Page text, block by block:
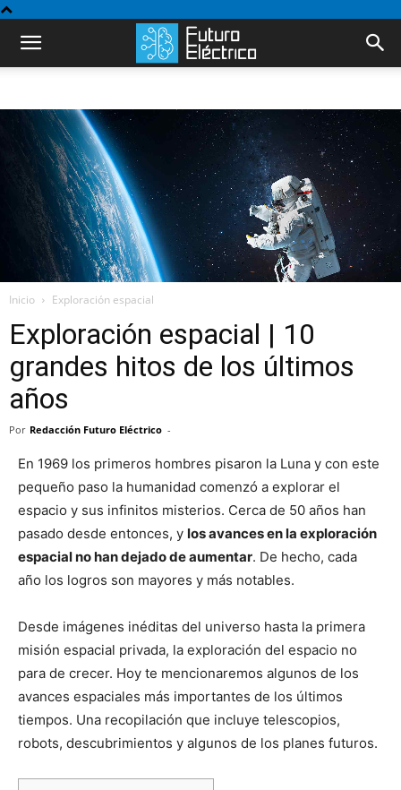
Inicio Exploración espacial
Exploración espacial | 10
grandes hitos de los últimos
años
Por Redacción Futuro Eléctrico -
En 1969 los primeros hombres pisaron la Luna y con este
pequeño paso la humanidad comenzó a explorar el
espacio y sus infinitos misterios. Cerca de 50 años han
pasado desde entonces, y los avances en la exploración
espacial no han dejado de aumentar. De hecho, cada
año los logros son mayores y más notables.
Desde imágenes inéditas del universo hasta la primera
misión espacial privada, la exploración del espacio no
para de crecer. Hoy te mencionaremos algunos de los
avances espaciales más importantes de los últimos
tiempos. Una recopilación que incluye telescopios,
robots, descubrimientos y algunos de los planes futuros.